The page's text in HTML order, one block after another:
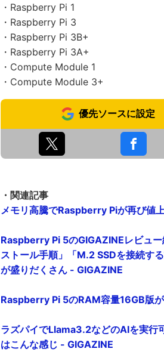
・Raspberry Pi 1
・Raspberry Pi 3
・Raspberry Pi 3B+
・Raspberry Pi 3A+
・Compute Module 1
・Compute Module 3+
優先ソースに設定
・関連記事
メモリ高騰でRaspberry Piが再び値
Raspberry Pi 5のGIGAZINEレビュ
ストール手順」「M.2 SSDを接続す
が盛りだくさん - GIGAZINE
Raspberry Pi 5のRAM容量16GB版
ラズパイでLlama3.2などのAIを実
はこんな感じ - GIGAZINE